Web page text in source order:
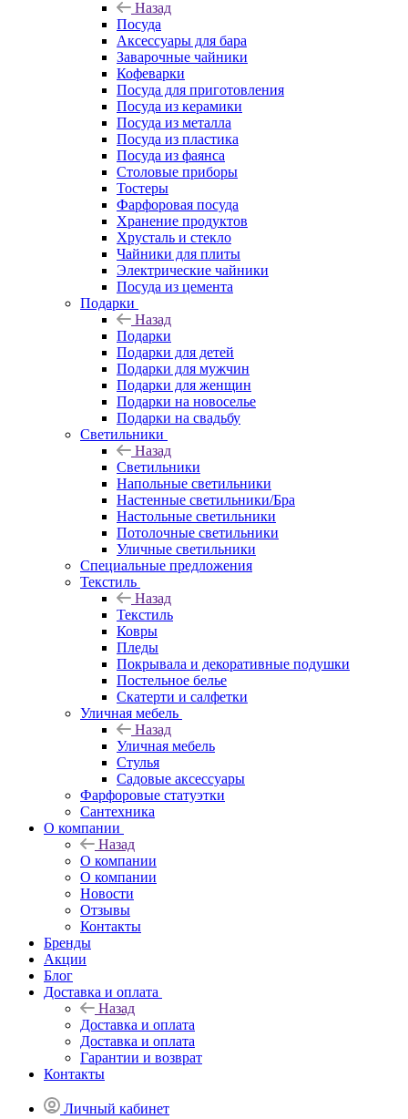
Назад
Посуда
Аксессуары для бара
Заварочные чайники
Кофеварки
Посуда для приготовления
Посуда из керамики
Посуда из металла
Посуда из пластика
Посуда из фаянса
Столовые приборы
Тостеры
Фарфоровая посуда
Хранение продуктов
Хрусталь и стекло
Чайники для плиты
Электрические чайники
Посуда из цемента
Подарки
Назад
Подарки
Подарки для детей
Подарки для мужчин
Подарки для женщин
Подарки на новоселье
Подарки на свадьбу
Светильники
Назад
Светильники
Напольные светильники
Настенные светильники/Бра
Настольные светильники
Потолочные светильники
Уличные светильники
Специальные предложения
Текстиль
Назад
Текстиль
Ковры
Пледы
Покрывала и декоративные подушки
Постельное белье
Скатерти и салфетки
Уличная мебель
Назад
Уличная мебель
Стулья
Садовые аксессуары
Фарфоровые статуэтки
Сантехника
О компании
Назад
О компании
О компании
Новости
Отзывы
Контакты
Бренды
Акции
Блог
Доставка и оплата
Назад
Доставка и оплата
Доставка и оплата
Гарантии и возврат
Контакты
Личный кабинет